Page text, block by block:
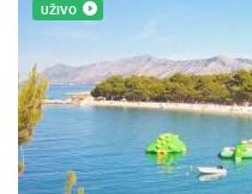
VARAŽDIN NOVO
VARAŽDIN
KATEGORIJE
NAJBOLJE S WEBA
HD - OKRETNE KAMERE
UŽIVO